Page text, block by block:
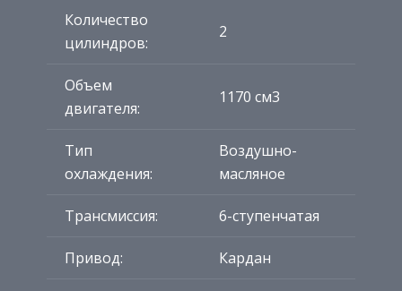
Количество
цилиндров:
2
Объем
двигателя:
1170 см3
Тип
охлаждения:
Воздушно-
масляное
Трансмиссия: 6-ступенчатая
Привод: Кардан